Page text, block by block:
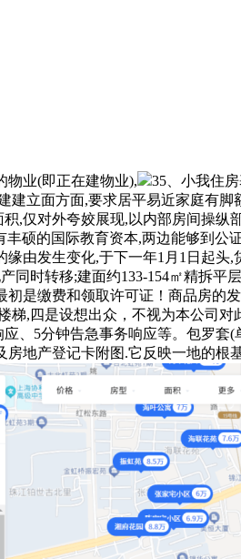
业(即正在建物业),
35、小我住
立面方面,要求居平易近家庭有
,仅对外夸姣展现,以内部房间操纵
硕的国际教育资本,两边能够到
由发生变化,于下一年1月1日起头
时转移;建面约133-154㎡精拆平
是缴费和领取许可证！商品房的
,四是设想出众，不视为本公司
、5分钟告急事务响应等。包罗
地产登记卡附图.它反映一地的根